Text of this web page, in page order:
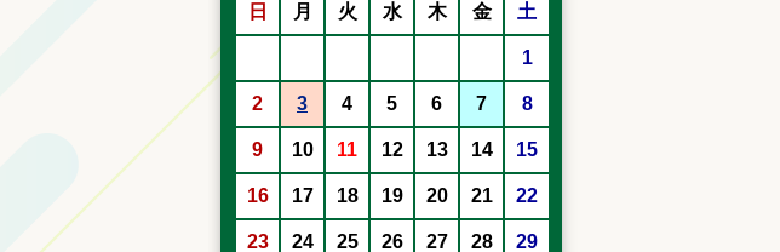
日 月 火 水 木 金 土
1
2 3 4 5 6 7 8
9 10 11 12 13 14 15
16 17 18 19 20 21 22
23 24 25 26 27 28 29